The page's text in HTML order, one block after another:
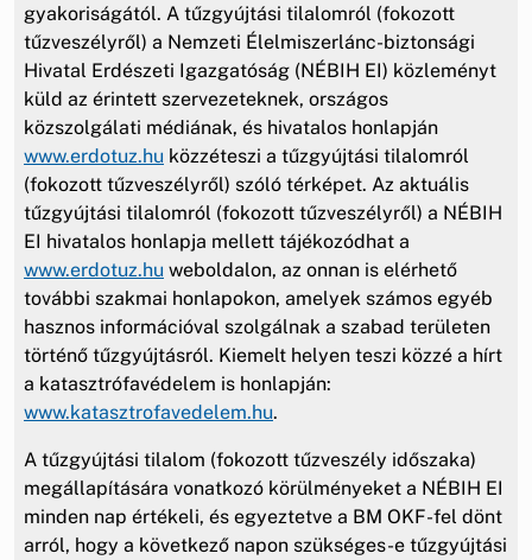
gyakoriságától. A tűzgyújtási tilalomról (fokozott
tűzveszélyről) a Nemzeti Élelmiszerlánc-biztonsági
Hivatal Erdészeti Igazgatóság (NÉBIH EI) közleményt
küld az érintett szervezeteknek, országos
közszolgálati médiának, és hivatalos honlapján
www.erdotuz.hu közzéteszi a tűzgyújtási tilalomról
(fokozott tűzveszélyről) szóló térképet. Az aktuális
tűzgyújtási tilalomról (fokozott tűzveszélyről) a NÉBIH
EI hivatalos honlapja mellett tájékozódhat a
www.erdotuz.hu weboldalon, az onnan is elérhető
további szakmai honlapokon, amelyek számos egyéb
hasznos információval szolgálnak a szabad területen
történő tűzgyújtásról. Kiemelt helyen teszi közzé a hírt
a katasztrófavédelem is honlapján:
www.katasztrofavedelem.hu.
A tűzgyújtási tilalom (fokozott tűzveszély időszaka)
megállapítására vonatkozó körülményeket a NÉBIH EI
minden nap értékeli, és egyeztetve a BM OKF-fel dönt
arról, hogy a következő napon szükséges-e tűzgyújtási